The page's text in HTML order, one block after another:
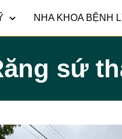
NHA KHOA BỆNH
sứ